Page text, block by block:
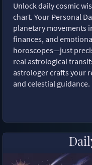
Unlock daily cosmic
chart. Your Personal
planetary movements
finances, and
horoscopes—just
real astrological
astrologer crafts your
and celestial guidance.